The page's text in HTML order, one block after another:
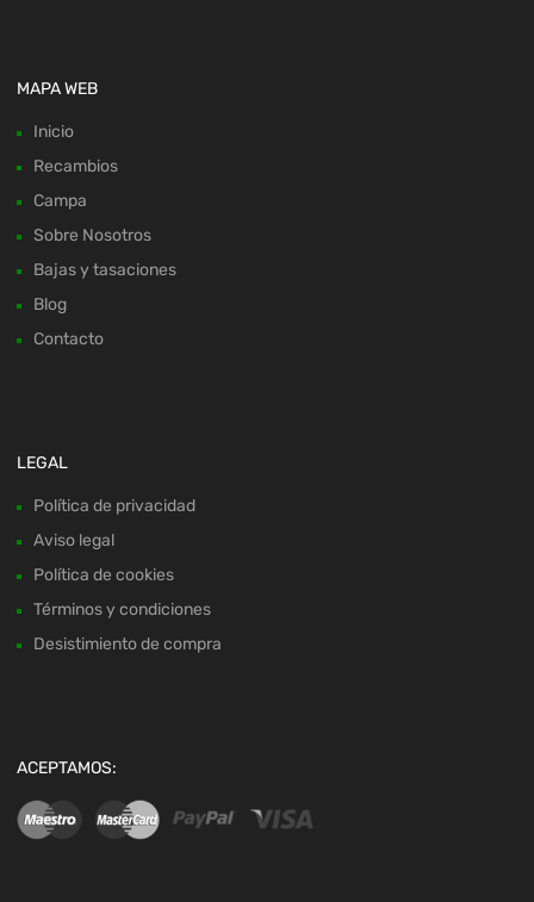
MAPA WEB
Inicio
Recambios
Campa
Sobre Nosotros
Bajas y tasaciones
Blog
Contacto
LEGAL
Política de privacidad
Aviso legal
Política de cookies
Términos y condiciones
Desistimiento de compra
ACEPTAMOS: